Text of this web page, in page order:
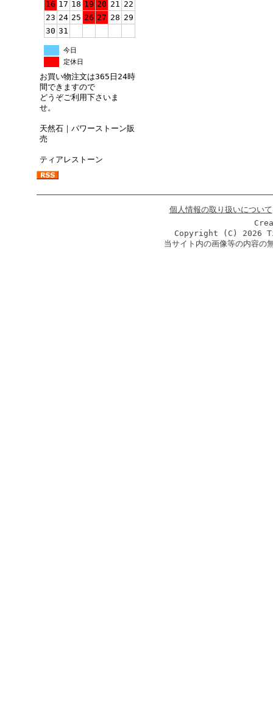
16 17 18 19 20 21 22
23 24 25 26 27 28 29
30 31
今日
定休日
お買い物注文は365日24時
間できますので
どうぞご利用下さいま
せ。
天然石｜パワーストーン販
売
ティアレストーン
個人情報の取り扱いについて
Copyright (C) 2026
当サイト内の画像等の内容の